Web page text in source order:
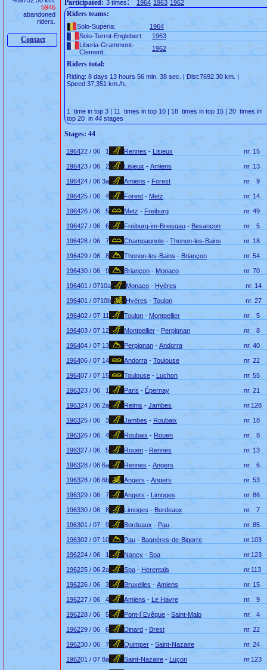
5946
abandoned
riders.
Contact
Participated: 3 times 1964 1963 1962
Riders teams:
Solo-Superia:
1964
Solo-Terrot-Englebert:
1963
Liberia-Grammont-
Clement:
1962
Riders total:
Riding: 8 days 13 hours 56 min. 38 sec. | Dist:7692.30 km. |
Speed:37,351 km./h.
1 time in top 3 | 11 times in top 10 | 18 times in top 15 | 20 times in
top 20 in 44 stages
Stages: 44
196422 / 06 1 Rennes - Lisieux nr. 15
196423 / 06 2 Lisieux - Amiens nr. 13
196424 / 06 3a Amiens - Forest nr. 9
196425 / 06 4 Forest - Metz nr. 14
196426 / 06 5 Metz - Freiburg nr. 49
196427 / 06 6 Freiburg-im-Breisgau - Besançon nr. 5
196428 / 06 7 Champagnole - Thonon-les-Bains nr. 18
196429 / 06 8 Thonon-les-Bains - Briançon nr. 54
196430 / 06 9 Briançon - Monaco nr. 70
196401 / 0710a Monaco - Hyères nr. 14
196401 / 0710b Hyères - Toulon nr. 27
196402 / 07 11 Toulon - Montpellier nr. 5
196403 / 07 12 Montpellier - Perpignan nr. 8
196404 / 07 13 Perpignan - Andorra nr. 40
196406 / 07 14 Andorra - Toulouse nr. 22
196407 / 07 15 Toulouse - Luchon nr. 55
196323 / 06 1 Paris - Épernay nr. 21
196324 / 06 2a Reims - Jambes nr. 128
196325 / 06 3 Jambes - Roubaix nr. 18
196326 / 06 4 Roubaix - Rouen nr. 8
196327 / 06 5 Rouen - Rennes nr. 13
196328 / 06 6a Rennes - Angers nr. 6
196328 / 06 6b Angers - Angers nr. 53
196329 / 06 7 Angers - Limoges nr. 86
196330 / 06 8 Limoges - Bordeaux nr. 7
196301 / 07 9 Bordeaux - Pau nr. 85
196302 / 07 10 Pau - Bagnères-de-Bigorre nr. 103
196224 / 06 1 Nancy - Spa nr. 123
196225 / 06 2a Spa - Herentals nr. 113
196226 / 06 3 Bruxelles - Amiens nr. 15
196227 / 06 4 Amiens - Le Havre nr. 9
196228 / 06 5 Pont-l´Evêque - Saint-Malo nr. 4
196229 / 06 6 Dinard - Brest nr. 22
196230 / 06 7 Quimper - Saint-Nazaire nr. 24
196201 / 07 8a Saint-Nazaire - Luçon nr. 123